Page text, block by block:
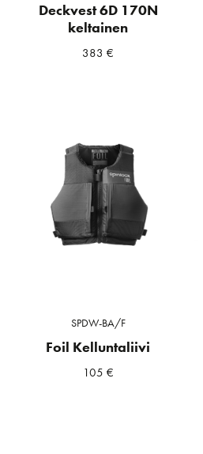
Deckvest 6D 170N
keltainen
383€
SPDW-BA/F
Foil Kelluntaliivi
105 €